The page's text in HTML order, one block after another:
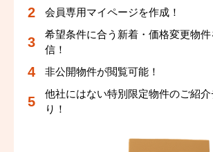
会員専用マイページを作成！
希望条件に合う新着・価格変更物
信！
非公開物件が閲覧可能！
他社にはない特別限定物件のご紹
り！